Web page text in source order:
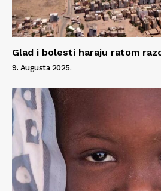
Glad i bolesti haraju ratom
9. Augusta 2025.